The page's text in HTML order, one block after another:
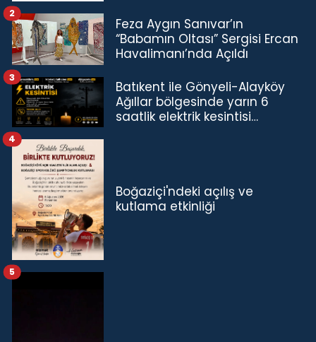
Feza Aygın Sanıvar’ın
“Babamın Oltası” Sergisi Ercan
Havalimanı’nda Açıldı
2
Batıkent ile Gönyeli-Alayköy
Ağıllar bölgesinde yarın 6
saatlik elektrik kesintisi…
3
Boğaziçi'ndeki açılış ve
kutlama etkinliği
4
5